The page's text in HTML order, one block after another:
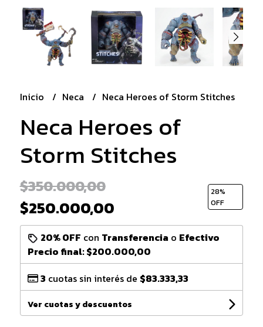
Inicio Neca Neca Heroes of Storm Stitches
Neca Heroes of
Storm Stitches
$350.000,00
$250.000,00
28%
OFF
20% OFF con Transferencia o Efectivo
Precio final:$200.000,00
3 cuotas sin interés de $83.333,33
Ver cuotas y descuentos